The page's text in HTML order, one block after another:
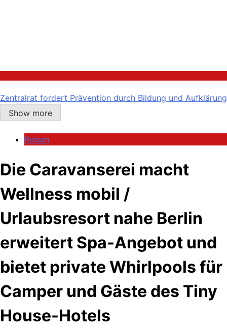
Zentralrat fordert Prävention durch Bildung und Aufklärung
Show more
Reisen
Die Caravanserei macht
Wellness mobil /
Urlaubsresort nahe Berlin
erweitert Spa-Angebot und
bietet private Whirlpools für
Camper und Gäste des Tiny
House-Hotels